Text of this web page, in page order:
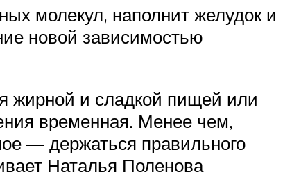
молекул, наполнит желудок и
новой зависимостью
жирной и сладкой пищей или
временная. Менее чем,
— держаться правильного
Наталья Поленова